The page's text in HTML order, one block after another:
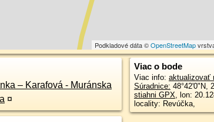
Podkladové dáta ©OpenStreetMap
– Karafová - Muránska
¤
Viac o bode
Viac info: aktualizovať
Súradnice: 48°42'0"N,
stiahni GPX, lon:
locality: Revúčka,